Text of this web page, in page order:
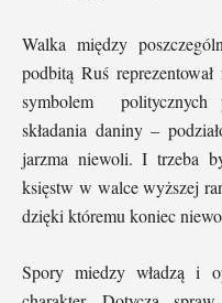
Walka między
podbitą Ruś
symbolem politycznych
składania daniny –
jarzma niewoli. I trzeba
księstw w walce wyższej
dzięki któremu koniec
Spory miedzy władzą i